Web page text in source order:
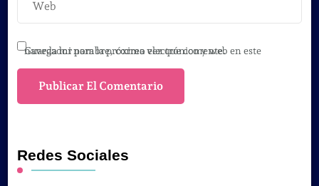
Guarda mi nombre, correo electrónico y web en este navegador para la próxima vez que comente.
Redes Sociales